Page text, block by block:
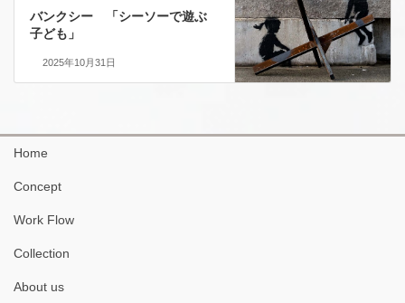
バンクシー 「シーソーで遊ぶ
子ども」
2025年10月31日
Home
Concept
Work Flow
Collection
About us